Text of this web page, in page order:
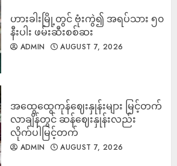
ဟားခါးမြို့တွင် ဗုံးကွဲ၍ အရပ်သား ၅၀
နီးပါး ဖမ်းဆီးစစ်ဆး
ADMIN AUGUST 7, 2026
အထွေထွေကုန်ဈေးနှုန်းများ မြင့်တက်
လာချိန်တွင် ဆန်ဈေးနှုန်းလည်း
လိုက်ပါမြင့်တက်
ADMIN AUGUST 7, 2026